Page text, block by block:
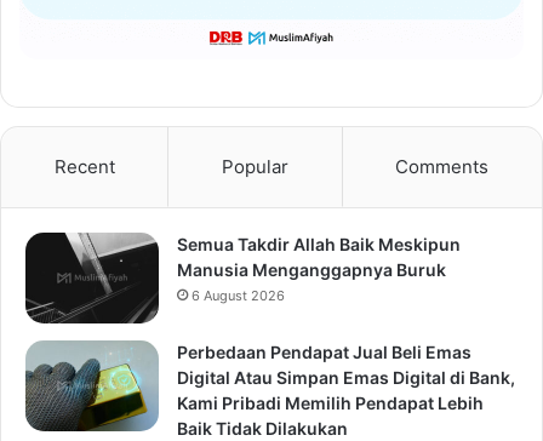
Recent Popular Comments
Semua Takdir Allah Baik Meskipun
Manusia Menganggapnya Buruk
6 August 2026
Perbedaan Pendapat Jual Beli Emas
Digital Atau Simpan Emas Digital di Bank,
Kami Pribadi Memilih Pendapat Lebih
Baik Tidak Dilakukan